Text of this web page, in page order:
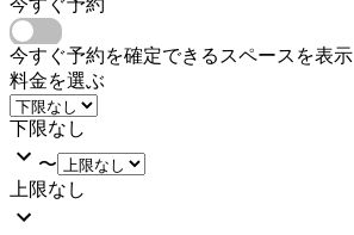
今すぐ予約を確定できるスペースを表示
料金を選ぶ
下限なし
〜
上限なし